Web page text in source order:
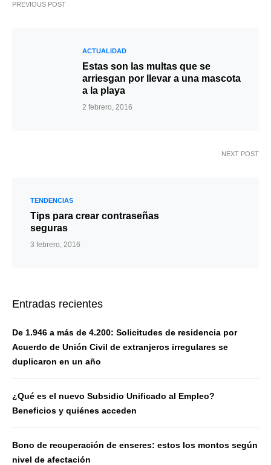
PREVIOUS POST
ACTUALIDAD
Estas son las multas que se
arriesgan por llevar a una mascota
a la playa
2 febrero, 2016
NEXT POST
TENDENCIAS
Tips para crear contraseñas
seguras
3 febrero, 2016
Entradas recientes
De 1.946 a más de 4.200: Solicitudes de residencia por
Acuerdo de Unión Civil de extranjeros irregulares se
duplicaron en un año
¿Qué es el nuevo Subsidio Unificado al Empleo?
Beneficios y quiénes acceden
Bono de recuperación de enseres: estos los montos según
nivel de afectación